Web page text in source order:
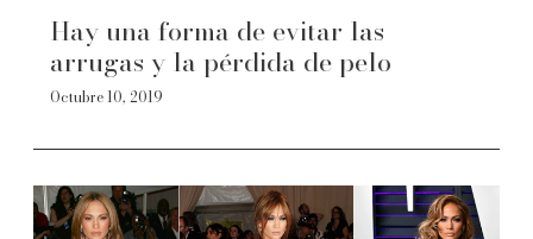
Hay una forma de evitar las
arrugas y la pérdida de pelo
Octubre 10, 2019